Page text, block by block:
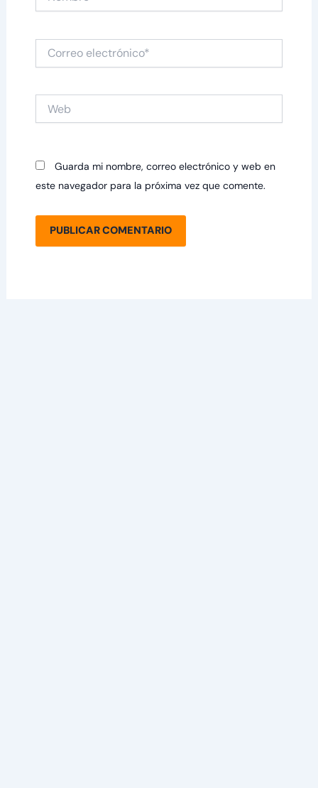
Correo
electrónico*
Guarda mi nombre, correo electrónico y web en
este navegador para la próxima vez que comente.